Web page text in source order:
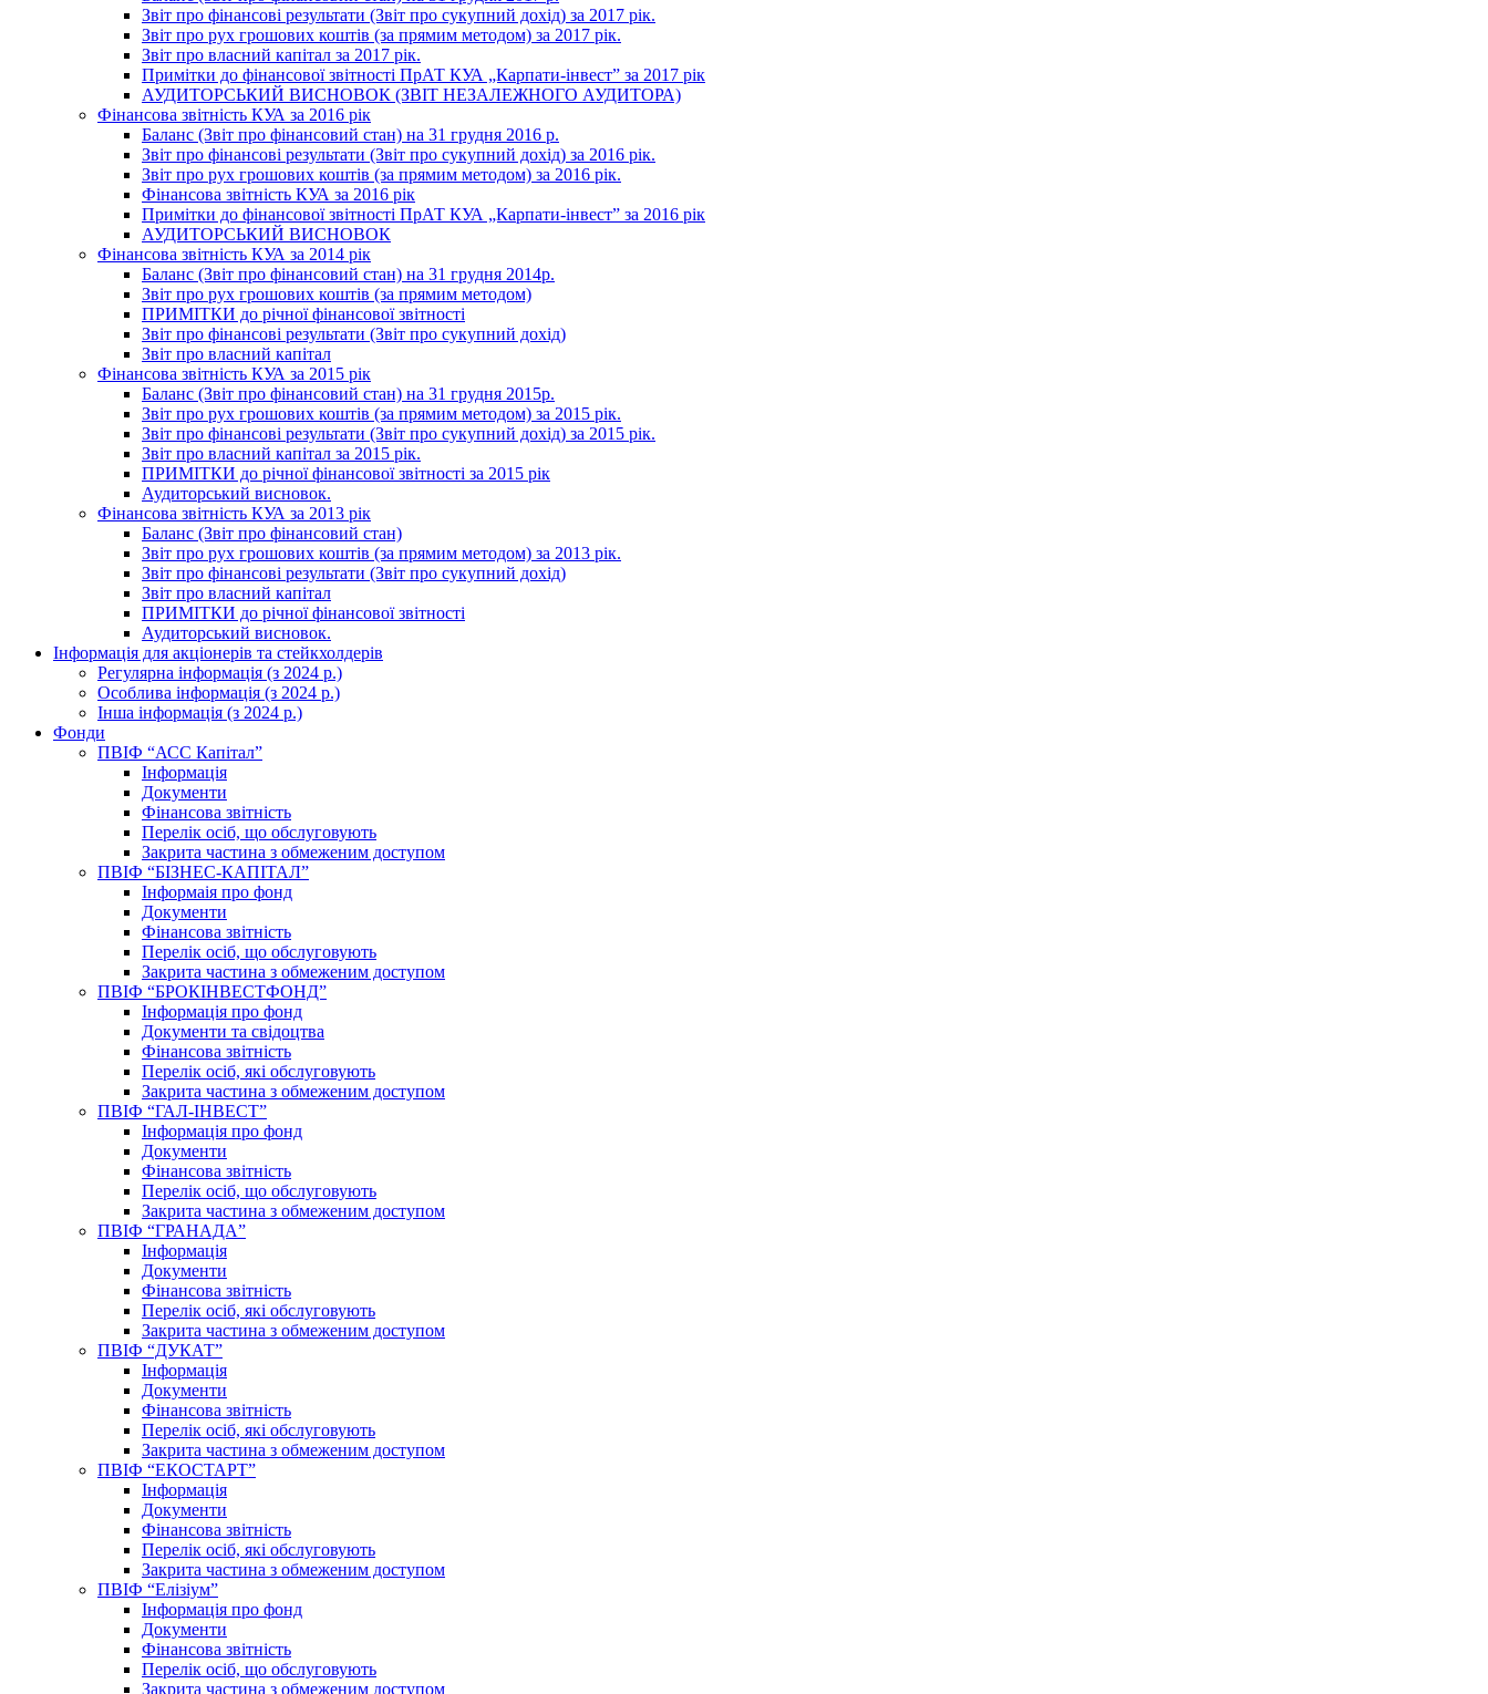
Звіт про фінансові результати (Звіт про сукупний дохід) за 2017 рік.
Звіт про рух грошових коштів (за прямим методом) за 2017 рік.
Звіт про власний капітал за 2017 рік.
Примітки до фінансової звітності ПрАТ КУА „Карпати-інвест” за 2017 рік
АУДИТОРСЬКИЙ ВИСНОВОК (ЗВІТ НЕЗАЛЕЖНОГО АУДИТОРА)
Фінансова звітність КУА за 2016 рік
Баланс (Звіт про фінансовий стан) на 31 грудня 2016 р.
Звіт про фінансові результати (Звіт про сукупний дохід) за 2016 рік.
Звіт про рух грошових коштів (за прямим методом) за 2016 рік.
Фінансова звітність КУА за 2016 рік
Примітки до фінансової звітності ПрАТ КУА „Карпати-інвест” за 2016 рік
АУДИТОРСЬКИЙ ВИСНОВОК
Фінансова звітність КУА за 2014 рік
Баланс (Звіт про фінансовий стан) на 31 грудня 2014р.
Звіт про рух грошових коштів (за прямим методом)
ПРИМІТКИ до річної фінансової звітності
Звіт про фінансові результати (Звіт про сукупний дохід)
Звіт про власний капітал
Фінансова звітність КУА за 2015 рік
Баланс (Звіт про фінансовий стан) на 31 грудня 2015р.
Звіт про рух грошових коштів (за прямим методом) за 2015 рік.
Звіт про фінансові результати (Звіт про сукупний дохід) за 2015 рік.
Звіт про власний капітал за 2015 рік.
ПРИМІТКИ до річної фінансової звітності за 2015 рік
Аудиторський висновок.
Фінансова звітність КУА за 2013 рік
Баланс (Звіт про фінансовий стан)
Звіт про рух грошових коштів (за прямим методом) за 2013 рік.
Звіт про фінансові результати (Звіт про сукупний дохід)
Звіт про власний капітал
ПРИМІТКИ до річної фінансової звітності
Аудиторський висновок.
Інформація для акціонерів та стейкхолдерів
Регулярна інформація (з 2024 р.)
Особлива інформація (з 2024 р.)
Інша інформація (з 2024 р.)
Фонди
ПВІФ “АСС Капітал”
Інформація
Документи
Фінансова звітність
Перелік осіб, що обслуговують
Закрита частина з обмеженим доступом
ПВІФ “БІЗНЕС-КАПІТАЛ”
Інформаія про фонд
Документи
Фінансова звітність
Перелік осіб, що обслуговують
Закрита частина з обмеженим доступом
ПВІФ “БРОКІНВЕСТФОНД”
Інформація про фонд
Документи та свідоцтва
Фінансова звітність
Перелік осіб, які обслуговують
Закрита частина з обмеженим доступом
ПВІФ “ГАЛ-ІНВЕСТ”
Інформація про фонд
Документи
Фінансова звітність
Перелік осіб, що обслуговують
Закрита частина з обмеженим доступом
ПВІФ “ГРАНАДА”
Інформація
Документи
Фінансова звітність
Перелік осіб, які обслуговують
Закрита частина з обмеженим доступом
ПВІФ “ДУКАТ”
Інформація
Документи
Фінансова звітність
Перелік осіб, які обслуговують
Закрита частина з обмеженим доступом
ПВІФ “ЕКОСТАРТ”
Інформація
Документи
Фінансова звітність
Перелік осіб, які обслуговують
Закрита частина з обмеженим доступом
ПВІФ “Елізіум”
Інформація про фонд
Документи
Фінансова звітність
Перелік осіб, що обслуговують
Закрита частина з обмеженим доступом